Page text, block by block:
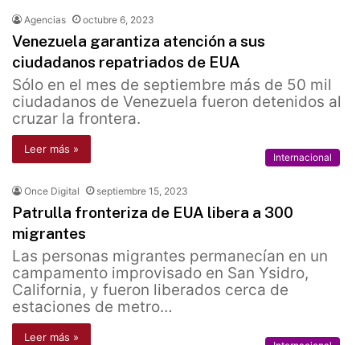
Agencias octubre 6, 2023
Venezuela garantiza atención a sus
ciudadanos repatriados de EUA
Sólo en el mes de septiembre más de 50 mil
ciudadanos de Venezuela fueron detenidos al
cruzar la frontera.
Leer más »
Internacional
Once Digital septiembre 15, 2023
Patrulla fronteriza de EUA libera a 300
migrantes
Las personas migrantes permanecían en un
campamento improvisado en San Ysidro,
California, y fueron liberados cerca de
estaciones de metro…
Leer más »